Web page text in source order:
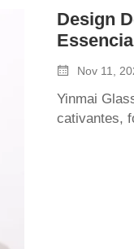
Design
Nov 11,
Yinmai
cativantes,